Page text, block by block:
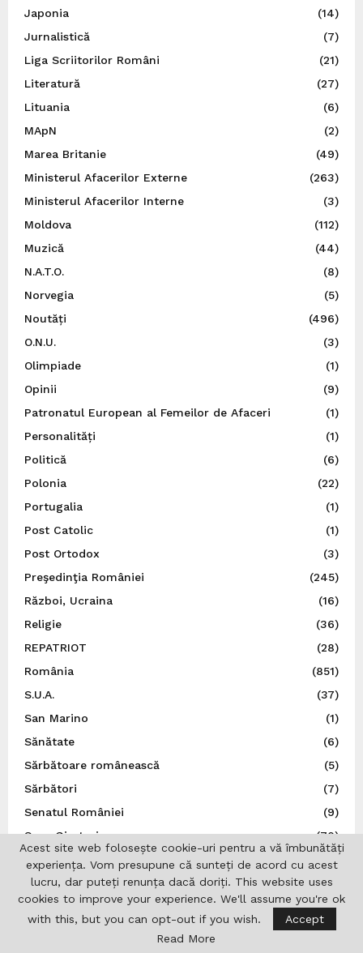
Japonia
(14)
Jurnalistică
(7)
Liga Scriitorilor Români
(21)
Literatură
(27)
Lituania
(6)
MApN
(2)
Marea Britanie
(49)
Ministerul Afacerilor Externe
(263)
Ministerul Afacerilor Interne
(3)
Moldova
(112)
Muzică
(44)
N.A.T.O.
(8)
Norvegia
(5)
Noutăți
(496)
O.N.U.
(3)
Olimpiade
(1)
Opinii
(9)
Patronatul European al Femeilor de Afaceri
(1)
Personalități
(1)
Politică
(6)
Polonia
(22)
Portugalia
(1)
Post Catolic
(1)
Post Ortodox
(3)
Preşedinţia României
(245)
Război, Ucraina
(16)
Religie
(36)
REPATRIOT
(28)
România
(851)
S.U.A.
(37)
San Marino
(1)
Sănătate
(6)
Sărbătoare românească
(5)
Sărbători
(7)
Senatul României
(9)
Sens Giratoriu
(70)
Serbia
(2)
Social
(136)
Spania
(34)
(5)
Acest site web folosește cookie-uri pentru a vă îmbunătăți
experiența. Vom presupune că sunteți de acord cu acest
lucru, dar puteți renunța dacă doriți. This website uses
cookies to improve your experience. We'll assume you're ok
with this, but you can opt-out if you wish.
Accept
Read More